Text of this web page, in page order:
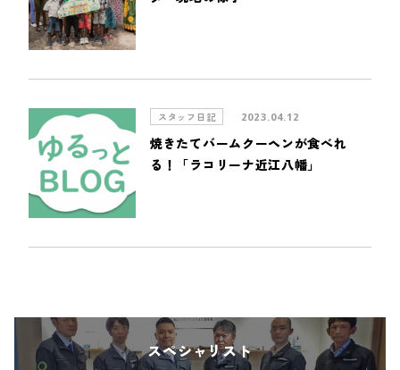
スタッフ日記 2023.04.12
焼きたてバームクーヘンが食べれ
る！「ラコリーナ近江八幡」
スペシャリスト